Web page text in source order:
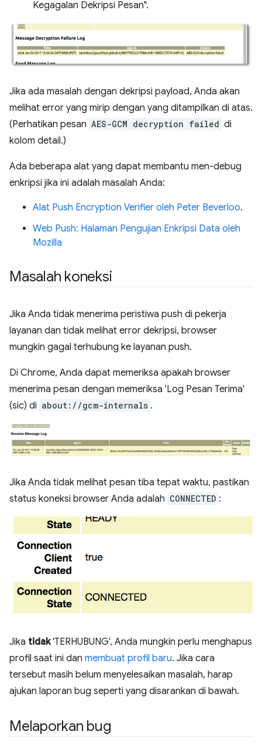
Kegagalan Dekripsi Pesan".
Jika ada masalah dengan dekripsi payload, Anda akan
melihat error yang mirip dengan yang ditampilkan di atas.
(Perhatikan pesan AES-GCM decryption failed di
kolom detail.)
Ada beberapa alat yang dapat membantu men-debug
enkripsi jika ini adalah masalah Anda:
Alat Push Encryption Verifier oleh Peter Beverloo.
Web Push: Halaman Pengujian Enkripsi Data oleh
Mozilla
Masalah koneksi
Jika Anda tidak menerima peristiwa push di pekerja
layanan dan tidak melihat error dekripsi, browser
mungkin gagal terhubung ke layanan push.
Di Chrome, Anda dapat memeriksa apakah browser
menerima pesan dengan memeriksa 'Log Pesan Terima'
(sic) di about://gcm-internals .
Jika Anda tidak melihat pesan tiba tepat waktu, pastikan
status koneksi browser Anda adalah CONNECTED :
Jika tidak'TERHUBUNG', Anda mungkin perlu menghapus
profil saat ini dan membuat profil baru. Jika cara
tersebut masih belum menyelesaikan masalah, harap
ajukan laporan bug seperti yang disarankan di bawah.
Melaporkan bug